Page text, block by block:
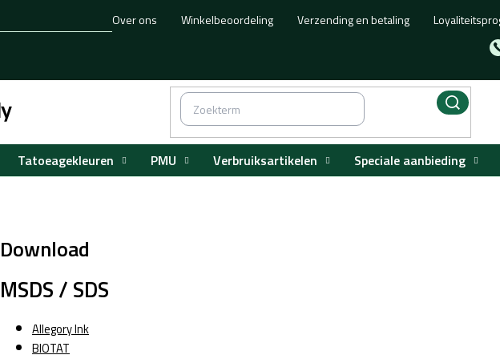
Over ons Winkelbeoordeling Verzending en betaling
Tatoeagekleuren PMU Verbruiksartikelen Speciale aanbieding
Download
MSDS / SDS
Allegory Ink
BIOTAT